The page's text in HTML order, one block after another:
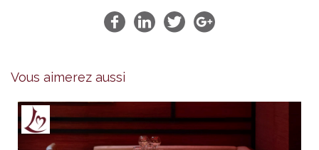
Vous aimerez aussi